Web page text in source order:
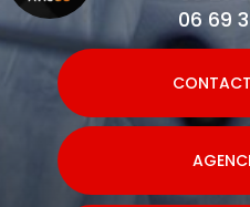
06 69
Voir le certificat